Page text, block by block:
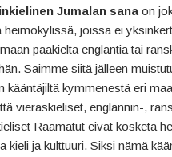
Jumalan sana on
heimokylissä, joissa ei
pääkieltä englantia tai
Saimme siitä jälleen
kääntäjiltä kymmenestä eri
vieraskieliset, englannin-,
Raamatut eivät kosketa
kieli ja kulttuuri. Siksi nämä